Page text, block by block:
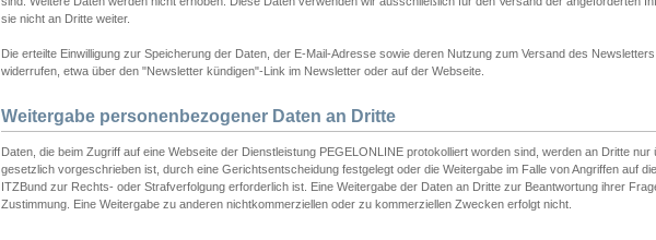
sie nicht an Dritte weiter.
Die erteilte Einwilligung zur Speicherung der Daten, der E-Mail-Adresse sowie deren Nutzung zum Versand des
widerrufen, etwa über den "Newsletter kündigen"-Link im Newsletter oder auf der Webseite.
Weitergabe personenbezogener Daten an Dritte
Daten, die beim Zugriff auf eine Webseite der Dienstleistung PEGELONLINE protokolliert worden sind, werden an Dritte nur
gesetzlich vorgeschrieben ist, durch eine Gerichtsentscheidung festgelegt oder die Weitergabe im Falle von Angriffen auf
ITZBund zur Rechts- oder Strafverfolgung erforderlich ist. Eine Weitergabe der Daten an Dritte zur Beantwortung ihrer
Zustimmung. Eine Weitergabe zu anderen nichtkommerziellen oder zu kommerziellen Zwecken erfolgt nicht.